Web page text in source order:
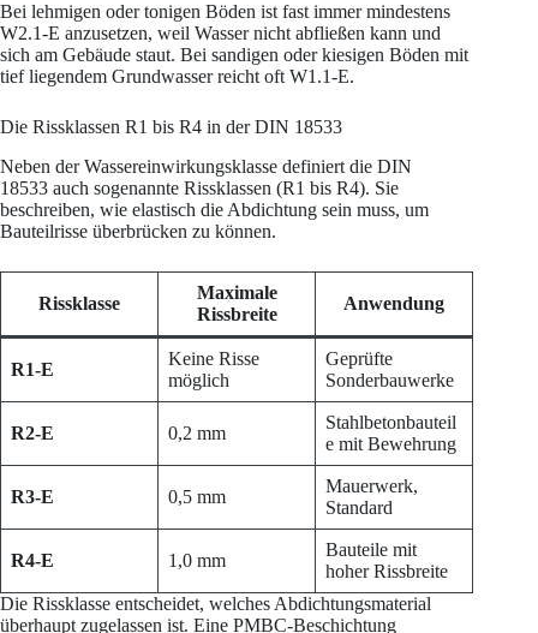
Bei lehmigen oder tonigen Böden ist fast immer mindestens
W2.1-E anzusetzen, weil Wasser nicht abfließen kann und
sich am Gebäude staut. Bei sandigen oder kiesigen Böden mit
tief liegendem Grundwasser reicht oft W1.1-E.
Die Rissklassen R1 bis R4 in der DIN 18533
Neben der Wassereinwirkungsklasse definiert die DIN
18533 auch sogenannte Rissklassen (R1 bis R4). Sie
beschreiben, wie elastisch die Abdichtung sein muss, um
Bauteilrisse überbrücken zu können.
Rissklasse
Maximale
Rissbreite
Anwendung
R1-E
Keine Risse
möglich
Geprüfte
Sonderbauwerke
R2-E 0,2 mm
Stahlbetonbauteil
e mit Bewehrung
R3-E 0,5 mm
Mauerwerk,
Standard
R4-E 1,0 mm
Bauteile mit
hoher Rissbreite
Die Rissklasse entscheidet, welches Abdichtungsmaterial
überhaupt zugelassen ist. Eine PMBC-Beschichtung